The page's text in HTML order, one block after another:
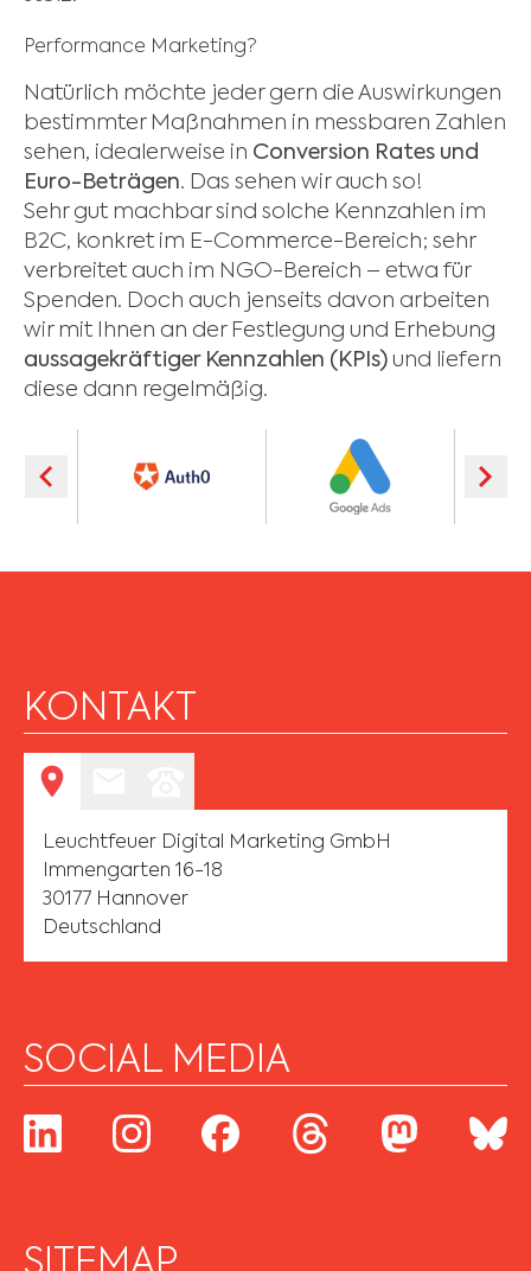
Performance Marketing?
Natürlich möchte jeder gern die Auswirkungen
bestimmter Maßnahmen in messbaren Zahlen
sehen, idealerweise in Conversion Rates und
Euro-Beträgen. Das sehen wir auch so!
Sehr gut machbar sind solche Kennzahlen im
B2C, konkret im E-Commerce-Bereich; sehr
verbreitet auch im NGO-Bereich – etwa für
Spenden. Doch auch jenseits davon arbeiten
wir mit Ihnen an der Festlegung und Erhebung
aussagekräftiger Kennzahlen (KPIs) und liefern
diese dann regelmäßig.
KONTAKT
Leuchtfeuer Digital Marketing GmbH
Immengarten 16-18
30177 Hannover
Deutschland
SOCIAL MEDIA